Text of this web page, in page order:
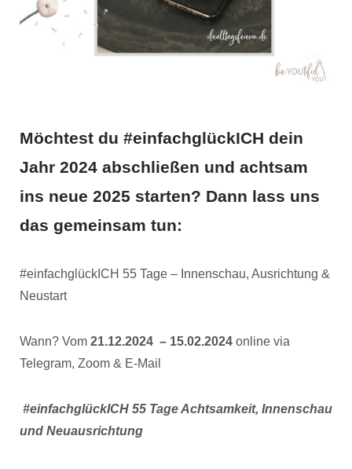
Möchtest du #einfachglückICH dein
Jahr 2024 abschließen und achtsam
ins neue 2025 starten? Dann lass uns
das gemeinsam tun:
#einfachglückICH 55 Tage – Innenschau, Ausrichtung &
Neustart
Wann? Vom 21.12.2024 – 15.02.2024 online via
Telegram, Zoom & E-Mail
#einfachglückICH 55 Tage Achtsamkeit, Innenschau
und Neuausrichtung